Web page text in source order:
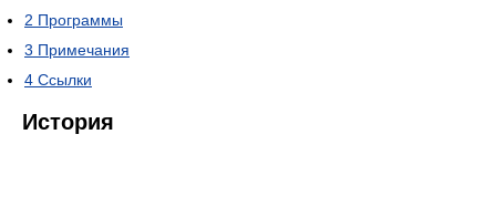
2 Программы
3 Примечания
4 Ссылки
История